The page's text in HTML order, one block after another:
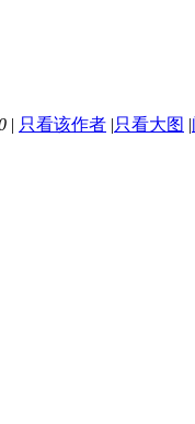
| 只看该作者 |只看大图 |